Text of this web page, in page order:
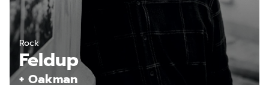
Rock
Feldup
+ Oakman